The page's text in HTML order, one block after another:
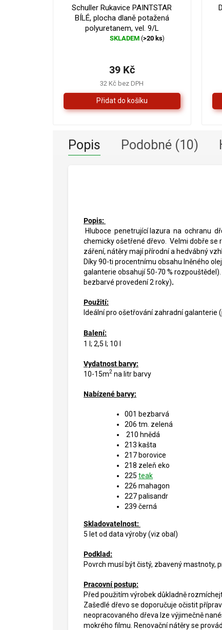
Schuller Rukavice PAINTSTAR
BÍLÉ, plocha dlaně potažená
polyuretanem, vel. 9/L
Průměrné
z
hvězdiček.
SKLADEM(>20 ks)
32 Kč bez DPH
39 Kč
Popis Podobné (10)
Popis:
Hluboce penetrující lazura na ochranu
chemicky ošetřené dřevo. Velmi dobře se
záření, nátěry mají přírodní a hedvábný
Díky 90-ti procentnímu obsahu lněného
galanterie obsahují 50-70 % rozpouštědel).
bezbarvé provedení 2 roky).
Použití:
Ideální pro ošetřování zahradní galanterie
Balení:
1 l; 2,5 l; 10 l
Vydatnost barvy:
10-15m2 na litr barvy
Nabízené barvy:
001 bezbarvá
206 tm. zelená
210 hnědá
213 kašta
217 borovice
218 zeleň eko
225 teak
226 mahagon
227 palisandr
239 černá
Skladovatelnost:
5 let od data výroby (viz obal)
Podklad:
Povrch musí být čistý, zbavený mastnoty,
Pracovní postup:
Před použitím výrobek důkladně
Zašedlé dřevo se doporučuje očistit
neopracovaného dřeva lze výjimečně
mokrého filmu. Renovační nátěry se